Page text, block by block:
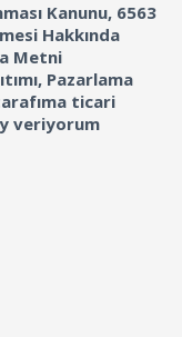
Kanunu, 6563
Hakkında
Metni
Pazarlama
ticari
veriyorum